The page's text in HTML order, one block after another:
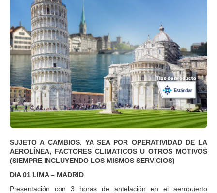
SUJETO A CAMBIOS, YA SEA POR OPERATIVIDAD DE LA
AEROLÍNEA, FACTORES CLIMATICOS U OTROS MOTIVOS
(SIEMPRE INCLUYENDO LOS MISMOS SERVICIOS)
DIA 01 LIMA – MADRID
Presentación con 3 horas de antelación en el aeropuerto